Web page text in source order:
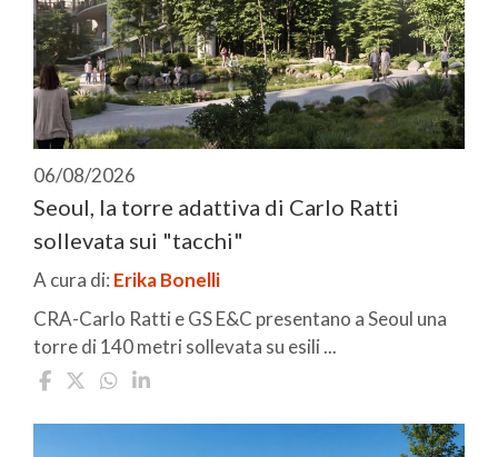
06/08/2026
Seoul, la torre adattiva di Carlo Ratti
sollevata sui "tacchi"
A cura di: Erika Bonelli
CRA-Carlo Ratti e GS E&C presentano a Seoul una
torre di 140 metri sollevata su esili ...